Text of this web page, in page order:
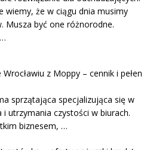
wiemy, że w ciągu dnia musimy
Musza być one różnorodne.
z Moppy – cennik i pełen
sprzątająca specjalizująca się w
i utrzymania czystości w biurach.
biznesem, …